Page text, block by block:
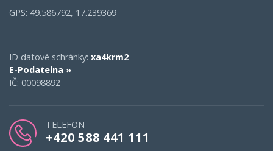
GPS: 49.586792, 17.239369
ID datové schránky: xa4krm2
E-Podatelna »
IČ: 00098892
TELEFON
+420 588 441 111